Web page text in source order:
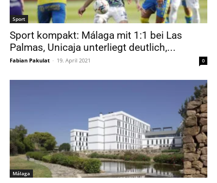
Sport
Sport kompakt: Málaga mit 1:1 bei Las
Palmas, Unicaja unterliegt deutlich,...
Fabian Pakulat - 19. April 2021 0
Málaga